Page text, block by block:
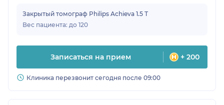
Закрытый томограф Philips Achieva 1.5 Т
Вес пациента: до 120
Записаться на прием + 200
Клиника перезвонит сегодня после 09:00